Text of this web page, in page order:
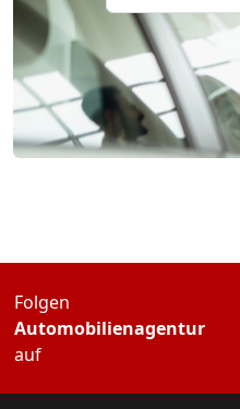
Folgen
Automobilienagentur
auf